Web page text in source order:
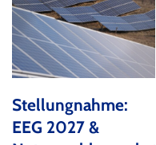
Stellungnahme:
EEG 2027 &